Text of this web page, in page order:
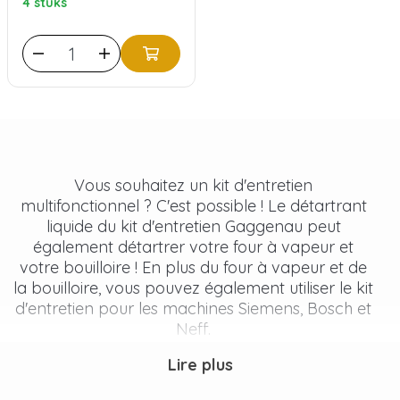
Vous souhaitez un kit d'entretien
multifonctionnel ? C'est possible ! Le détartrant
liquide du kit d'entretien Gaggenau peut
également détartrer votre four à vapeur et
votre bouilloire ! En plus du four à vapeur et de
la bouilloire, vous pouvez également utiliser le kit
d'entretien pour les machines Siemens, Bosch et
Neff.
Que contient le kit d'entretien
Lire plus